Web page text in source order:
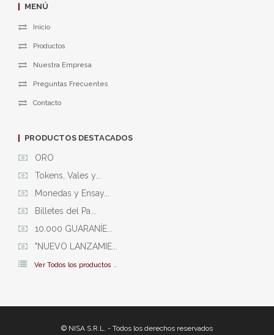
MENÚ
Inicio
Productos
Nuestra Empresa
Preguntas Frecuentes
Contacto
PRODUCTOS DESTACADOS
ORO
Tokens, Vales y...
Monedas y Ensay...
Billetes del Pa...
10.000 GUARANÍE...
"NUEVO LANZAMIE...
Ver Todos los productos ..
© NISA S.R.L. - Todos los derechos reservados